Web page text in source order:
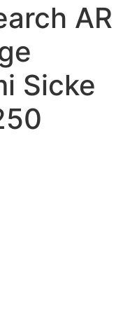
AR
Sicke